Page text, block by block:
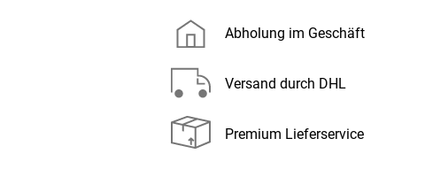
Abholung im Geschäft
Versand durch DHL
Premium Lieferservice